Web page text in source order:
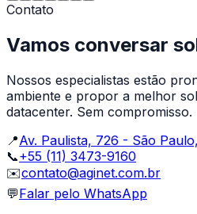
Contato
Vamos conversar
Nossos especialistas estão
ambiente e propor a melhor
datacenter. Sem compromisso.
📍Av. Paulista, 726 - São
📞+55 (11) 3473-9160
✉️contato@aginet.com.br
💬Falar pelo WhatsApp